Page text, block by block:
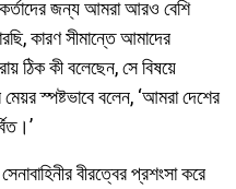
জন্য আমরা আরও বেশি
কারণ সীমান্তে আমাদের
ঠিক কী বলেছেন, সে বিষয়ে
স্পষ্টভাবে বলেন, ‘আমরা দেশের
বীরত্বের প্রশংসা করে